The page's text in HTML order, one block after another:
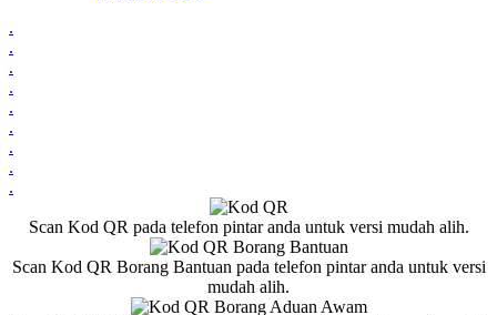
.
.
.
.
.
.
.
.
.
Scan Kod QR pada telefon pintar anda untuk versi mudah alih.
Scan Kod QR Borang Bantuan pada telefon pintar anda untuk versi
mudah alih.